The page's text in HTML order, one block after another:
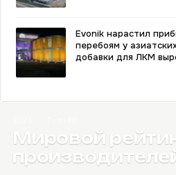
Evonik нарастил
перебоям у
добавки для ЛКМ
Мировой